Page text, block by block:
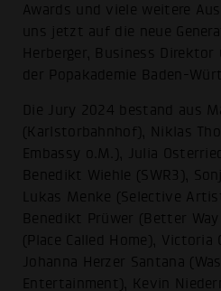
Awards und viele weitere
uns jetzt auf die neue
Herberger, Business
der Popakademie Baden-
Die Jury 2024 bestand aus
(Karlstorbahnhof), Niklas
Embassy o.M.), Julia
Benedikt Wiehle (SWR3),
Lukas Menke (Selective
Benedikt Prüwer (Better
(Place Called Home), Victoria
Johanna Herzer Santana
Entertainment), Kevin